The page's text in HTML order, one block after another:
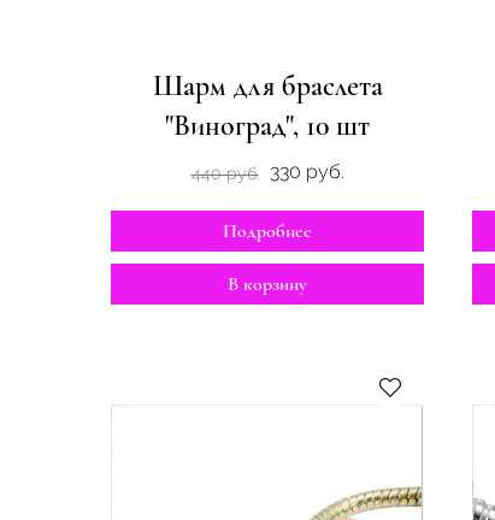
Шарм для браслета
"Виноград", 10 шт
440 руб. 330 руб.
Подробнее
В корзину